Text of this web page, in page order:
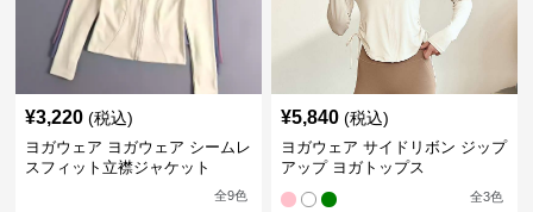
¥3,220 (税込)
ヨガウェア ヨガウェア シームレ
スフィット立襟ジャケット
全9色
¥5,840 (税込)
ヨガウェア サイドリボン ジップ
アップ ヨガトップス
全3色